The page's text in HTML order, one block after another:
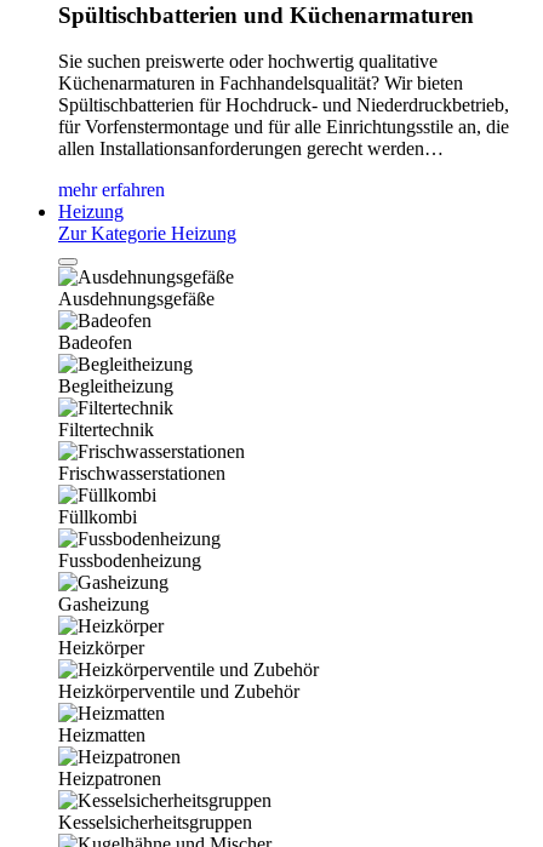
Spültischbatterien und Küchenarmaturen
Sie suchen preiswerte oder hochwertig qualitative
Küchenarmaturen in Fachhandelsqualität? Wir bieten
Spültischbatterien für Hochdruck- und Niederdruckbetrieb,
für Vorfenstermontage und für alle Einrichtungsstile an, die
allen Installationsanforderungen gerecht werden…
mehr erfahren
Heizung
Zur Kategorie Heizung
Ausdehnungsgefäße
Badeofen
Begleitheizung
Filtertechnik
Frischwasserstationen
Füllkombi
Fussbodenheizung
Gasheizung
Heizkörper
Heizkörperventile und Zubehör
Heizmatten
Heizpatronen
Kesselsicherheitsgruppen